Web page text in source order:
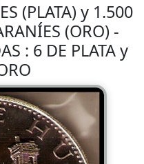
(PLATA) y 1.500
(ORO) -
: 6 DE PLATA y